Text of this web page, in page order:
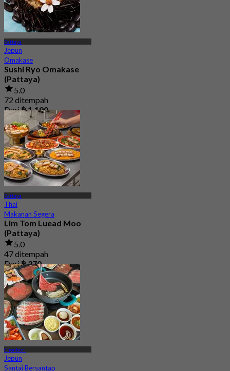
Pattaya
Jepun
Omakase
Sushi Ryo Omakase
(Pattaya)
5.0
72 ditempah
Dari฿ 1,190
Pattaya
Thai
Makanan Segera
Lim Tom Luead Moo
(Pattaya)
5.0
47 ditempah
Dari฿ 370
Chonburi
Jepun
Santai Bersantap